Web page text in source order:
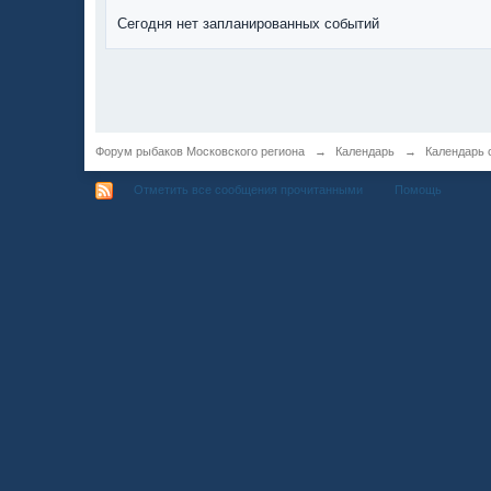
Сегодня нет запланированных событий
Форум рыбаков Московского региона → Календарь → Календарь
Отметить все сообщения прочитанными Помощь